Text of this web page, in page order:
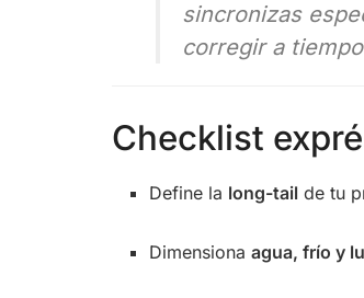
sincronizas
corregir a
Checklist
Define la long-tail de tu
Dimensionaagua, frío y